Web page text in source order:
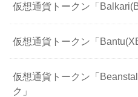
仮想通貨トークン「
仮想通貨トークン「
仮想通貨トークン「
ク」